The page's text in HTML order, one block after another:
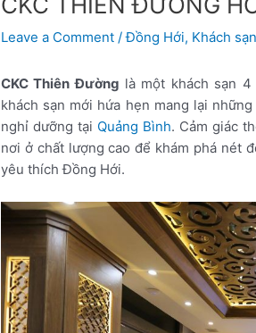
Leave a Comment /Đồng Hới, Khách sạn
CKC Thiên Đường là một khách sạn
khách sạn mới hứa hẹn mang lại
nghỉ dưỡng tại Quảng Bình. Cảm giác
nơi ở chất lượng cao để khám phá nét
yêu thích Đồng Hới.